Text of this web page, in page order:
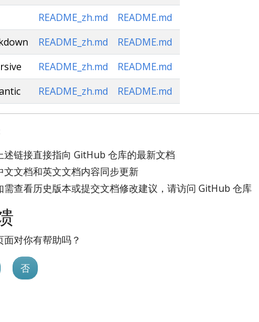
README_zh.md
README.md
README_zh.md
README.md
README_zh.md
README.md
README_zh.md README.md
述链接直接指向 GitHub 仓库的最新文档
文文档和英文文档内容同步更新
需查看历史版本或提交文档修改建议，请访问 GitHub 仓库
面对你有帮助吗？
否